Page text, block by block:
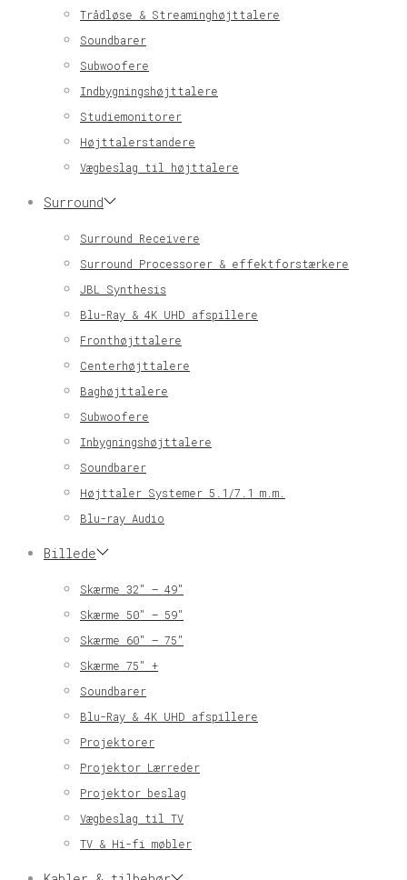
Trådløse & Streaminghøjttalere
Soundbarer
Subwoofere
Indbygningshøjttalere
Studiemonitorer
Højttalerstandere
Vægbeslag til højttalere
Surround
Surround Receivere
Surround Processorer & effektforstærkere
JBL Synthesis
Blu-Ray & 4K UHD afspillere
Fronthøjttalere
Centerhøjttalere
Baghøjttalere
Subwoofere
Inbygningshøjttalere
Soundbarer
Højttaler Systemer 5.1/7.1 m.m.
Blu-ray Audio
Billede
Skærme 32″ – 49″
Skærme 50″ – 59″
Skærme 60″ – 75″
Skærme 75″ +
Soundbarer
Blu-Ray & 4K UHD afspillere
Projektorer
Projektor Lærreder
Projektor beslag
Vægbeslag til TV
TV & Hi-fi møbler